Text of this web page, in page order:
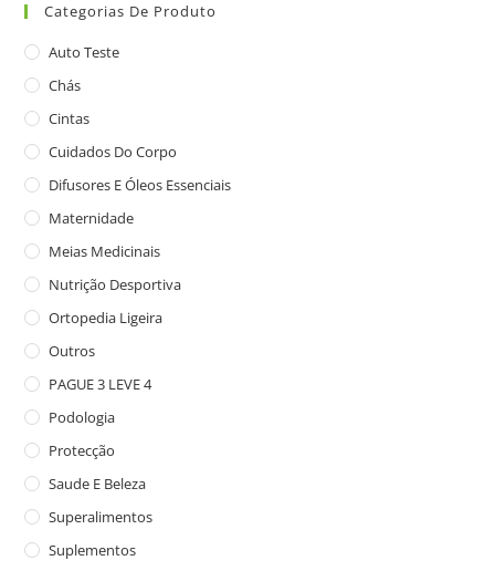
Categorias De Produto
Auto Teste
Chás
Cintas
Cuidados Do Corpo
Difusores E Óleos Essenciais
Maternidade
Meias Medicinais
Nutrição Desportiva
Ortopedia Ligeira
Outros
PAGUE 3 LEVE 4
Podologia
Protecção
Saude E Beleza
Superalimentos
Suplementos